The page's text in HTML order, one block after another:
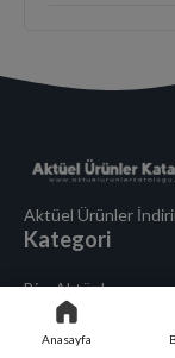
Aktüel Ürünler
Kategori
Bim Aktüel
A101 Aktüel
Anasayfa